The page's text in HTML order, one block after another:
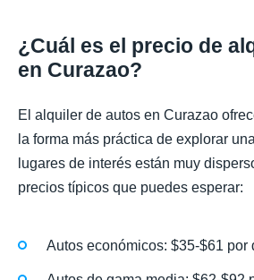
¿Cuál es el precio de
en Curazao?
El alquiler de autos en Curazao
la forma más práctica de explorar
lugares de interés están muy
precios típicos que puedes esperar:
Autos económicos: $35-$61 por